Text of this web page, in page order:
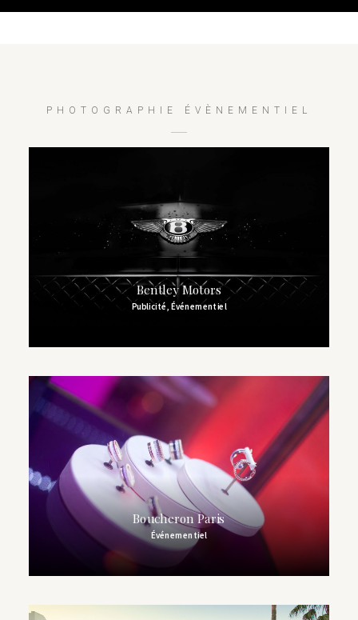
PHOTOGRAPHIE ÉVÈNEMENTIEL
Bentley Motors
Publicité, Événementiel
Boucheron Paris
Événementiel